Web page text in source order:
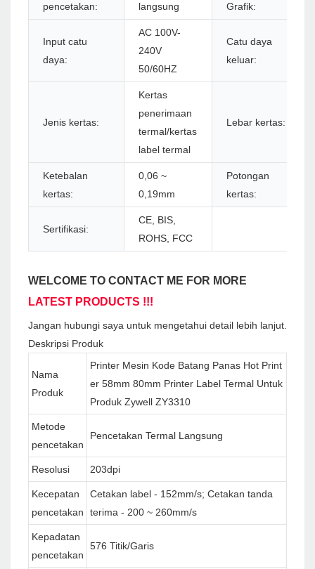
pencetakan:
langsung
Grafik:
Input catu
daya:
AC 100V-
240V
50/60HZ
Catu daya
keluar:
Jenis kertas:
Kertas
penerimaan
termal/kertas
label termal
Lebar kertas:
Ketebalan
kertas:
0,06 ~
0,19mm
Potongan
kertas:
Sertifikasi:
CE, BIS,
ROHS, FCC
WELCOME TO CONTACT ME FOR MORE
LATEST PRODUCTS !!!
Jangan hubungi saya untuk mengetahui detail lebih lanjut.
Deskripsi Produk
Nama
Produk
Printer Mesin Kode Batang Panas Hot Print
er 58mm 80mm Printer Label Termal Untuk
Produk Zywell ZY3310
Metode
pencetakan
Pencetakan Termal Langsung
Resolusi 203dpi
Kecepatan
pencetakan
Cetakan label - 152mm/s; Cetakan tanda
terima - 200 ~ 260mm/s
Kepadatan
pencetakan
576 Titik/Garis